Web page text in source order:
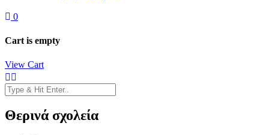
0
Cart is empty
View Cart
Θερινά σχολεία